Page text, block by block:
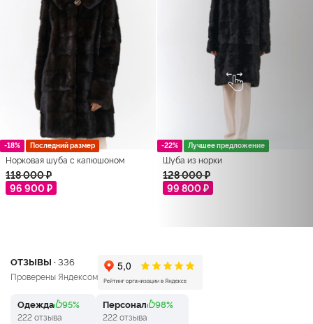
-18% Последний размер
Норковая шуба с капюшоном
118 000 ₽
96 900 ₽
-22% Лучшее предложение
Шуба из норки
128 000 ₽
99 800 ₽
ОТЗЫВЫ ·336
Проверены Яндексом
Одежда 95%
222 отзыва
Персонал 98%
222 отзыва